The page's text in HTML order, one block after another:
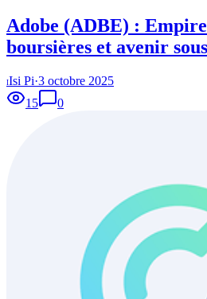
Adobe (ADBE) :
boursières et avenir
IIsi Pi·3 octobre 2025
15
0